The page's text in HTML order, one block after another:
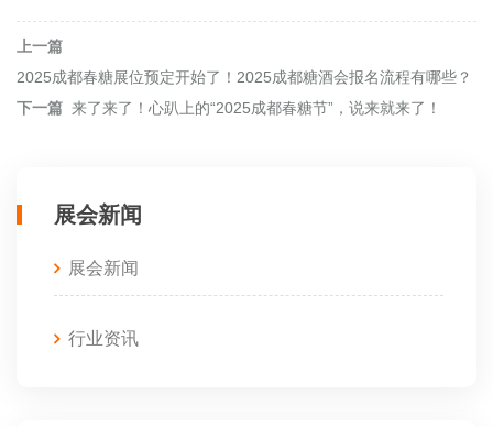
上一篇
2025成都春糖展位预定开始了！2025成都糖酒会报名流程有哪些？
下一篇 来了来了！心趴上的“2025成都春糖节”，说来就来了！
展会新闻
展会新闻
行业资讯